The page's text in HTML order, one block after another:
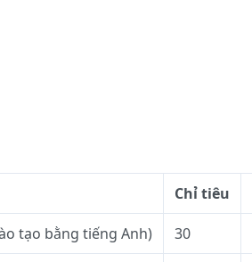
Chỉ tiêu
tạo bằng tiếng Anh) 30